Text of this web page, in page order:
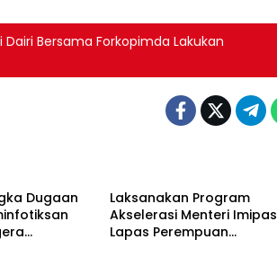
Bersama Forkopimda Lakukan
Dugaan
Laksanakan Program
Akselerasi Menteri Imipas
Lapas Perempuan
Berita